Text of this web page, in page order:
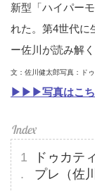
新型「ハイパー
れた。第4世代に
ー佐川が読み解く
文：佐川健太郎写真：ド
▶▶▶写真はこち
ドゥカテ
プレ（佐